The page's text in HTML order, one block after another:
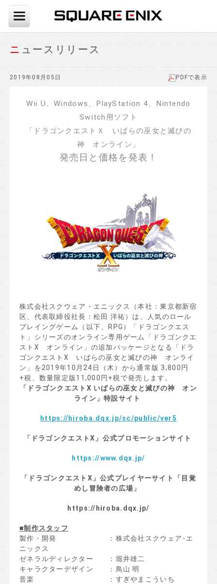
ニュースリリース
2019年08月05日 PDFで表示
Wii U、Windows、PlayStation 4、Nintendo
Switch用ソフト
「ドラゴンクエストＸ いばらの巫女と滅びの
神 オンライン」
発売日と価格を発表！
株式会社スクウェア・エニックス（本社：東京都新宿
区、代表取締役社長：松田 洋祐）は、人気のロール
プレイングゲーム（以下、RPG）「ドラゴンクエス
ト」シリーズのオンライン専用ゲーム「ドラゴンクエ
ストX オンライン」の追加パッケージとなる「ドラ
ゴンクエストX いばらの巫女と滅びの神 オンライ
ン」を2019年10月24日（木）から通常版 3,800円
+税、数量限定版11,000円+税で発売します。
「
ドラゴンクエスト X いばらの巫女と滅びの神 オン
ライン 」特設サイト
https://hiroba.dqx.jp/sc/public/ver5
「 ドラゴンクエストX 」 公式プロモーションサイト
https://www.dqx.jp/
「 ドラゴンクエスト X 」公式プレイヤーサイト「目覚
めし冒険者の広場」
https://hiroba.dqx.jp/
■制作スタッフ
製作・開発 ：株式会社スクウェア･エ
ニックス
ゼネラルディレクター ：堀井雄二
キャラクターデザイン ：鳥山 明
音楽 ：すぎやまこういち